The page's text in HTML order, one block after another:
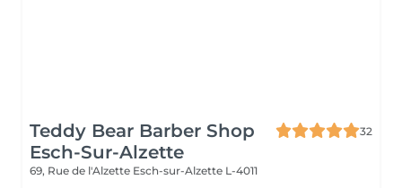
Teddy Bear Barber Shop
Esch-Sur-Alzette
32
69, Rue de l'Alzette Esch-sur-Alzette L-4011